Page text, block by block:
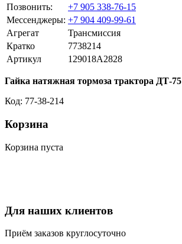
Позвонить:
+7 905 338-76-15
Мессенджеры: +7 904 409-99-61
Агрегат
Трансмиссия
Кратко
7738214
Артикул
129018A2828
Гайка натяжная тормоза трактора ДТ-75
Код: 77-38-214
Корзина
Корзина пуста
Для наших клиентов
Приём заказов круглосуточно